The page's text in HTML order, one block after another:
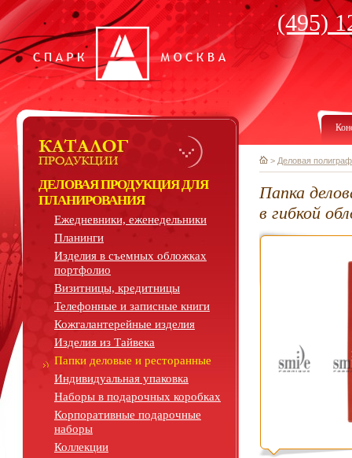
(495)
ДЕЛОВАЯ ПРОДУКЦИЯ ДЛЯ
ПЛАНИРОВАНИЯ
Ежедневники, еженедельники
Планинги
Изделия в съемных обложках
портфолио
Визитницы, кредитницы
Телефонные и записные книги
Кожгалантерейные изделия
Изделия из Тайвека
Папки деловые и ресторанные
Индивидуальная упаковка
Наборы в подарочных коробках
Корпоративные подарочные
наборы
Коллекции
> Деловая
Папка
в гибкой